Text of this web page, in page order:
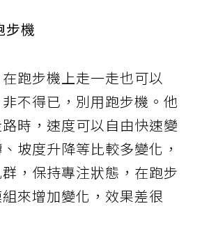
步機
跑步機上走一走也可以
不得已，別用跑步機。他
時，速度可以自由快速變
坡度升降等比較多變化，
，保持專注狀態，在跑步
來增加變化，效果差很